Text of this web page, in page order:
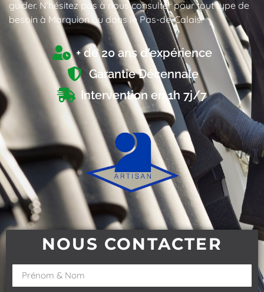
guider. N’hésitez pas à nous consulter pour tout type de
besoin à Marquion ou dans le Pas-de-Calais.
+ de 20 ans d'expérience
Garantie Décennale
Intervention en 1h 7j/7
NOUS CONTACTER